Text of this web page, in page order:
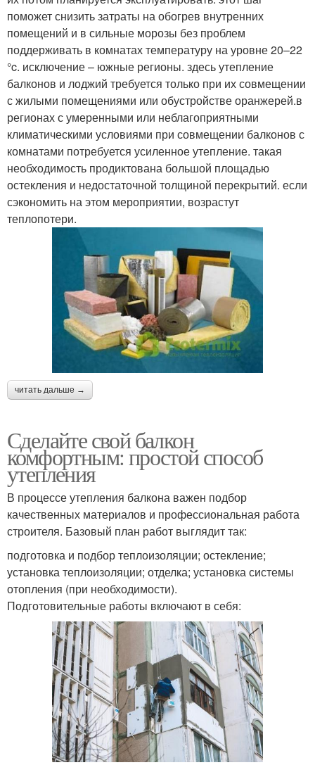
поможет снизить затраты на обогрев внутренних
помещений и в сильные морозы без проблем
поддерживать в комнатах температуру на уровне 20–22
°c. исключение – южные регионы. здесь утепление
балконов и лоджий требуется только при их совмещении
с жилыми помещениями или обустройстве оранжерей.в
регионах с умеренными или неблагоприятными
климатическими условиями при совмещении балконов с
комнатами потребуется усиленное утепление. такая
необходимость продиктована большой площадью
остекления и недостаточной толщиной перекрытий. если
сэкономить на этом мероприятии, возрастут
теплопотери.
читать дальше →
Сделайте свой балкон
комфортным: простой способ
утепления
В процессе утепления балкона важен подбор
качественных материалов и профессиональная работа
строителя. Базовый план работ выглядит так:
подготовка и подбор теплоизоляции; остекление;
установка теплоизоляции; отделка; установка системы
отопления (при необходимости).
Подготовительные работы включают в себя: